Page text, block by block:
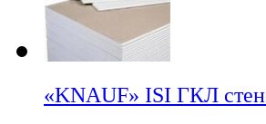
«KNAUF» ISI ГКЛ